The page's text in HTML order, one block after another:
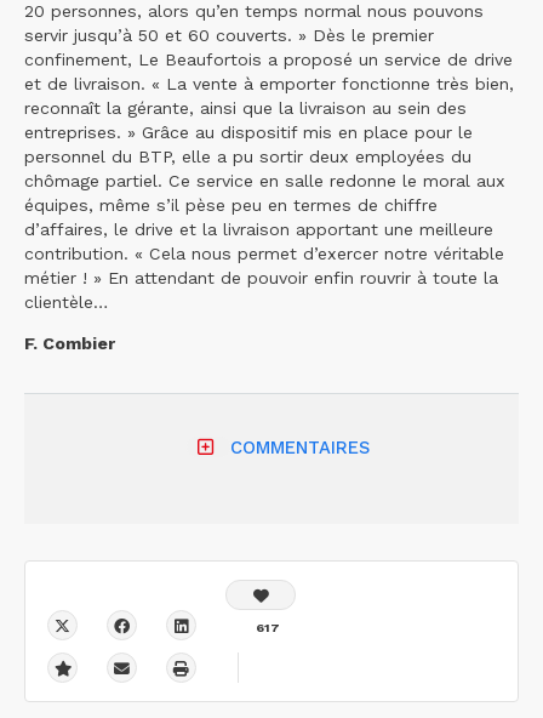
20 personnes, alors qu’en temps normal nous pouvons
servir jusqu’à 50 et 60 couverts. » Dès le premier
confinement, Le Beaufortois a proposé un service de drive
et de livraison. « La vente à emporter fonctionne très bien,
reconnaît la gérante, ainsi que la livraison au sein des
entreprises. » Grâce au dispositif mis en place pour le
personnel du BTP, elle a pu sortir deux employées du
chômage partiel. Ce service en salle redonne le moral aux
équipes, même s’il pèse peu en termes de chiffre
d’affaires, le drive et la livraison apportant une meilleure
contribution. « Cela nous permet d’exercer notre véritable
métier ! » En attendant de pouvoir enfin rouvrir à toute la
clientèle…
F. Combier
COMMENTAIRES
617